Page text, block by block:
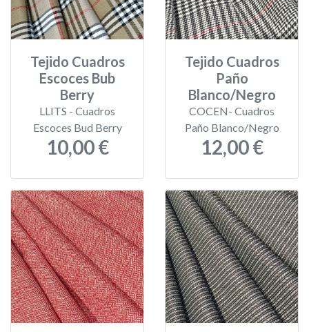
Tejido Cuadros
Escoces Bub
Berry
LLITS - Cuadros
Escoces Bud Berry
10,00 €
Tejido Cuadros
Paño
Blanco/Negro
COCEN- Cuadros
Paño Blanco/Negro
12,00 €